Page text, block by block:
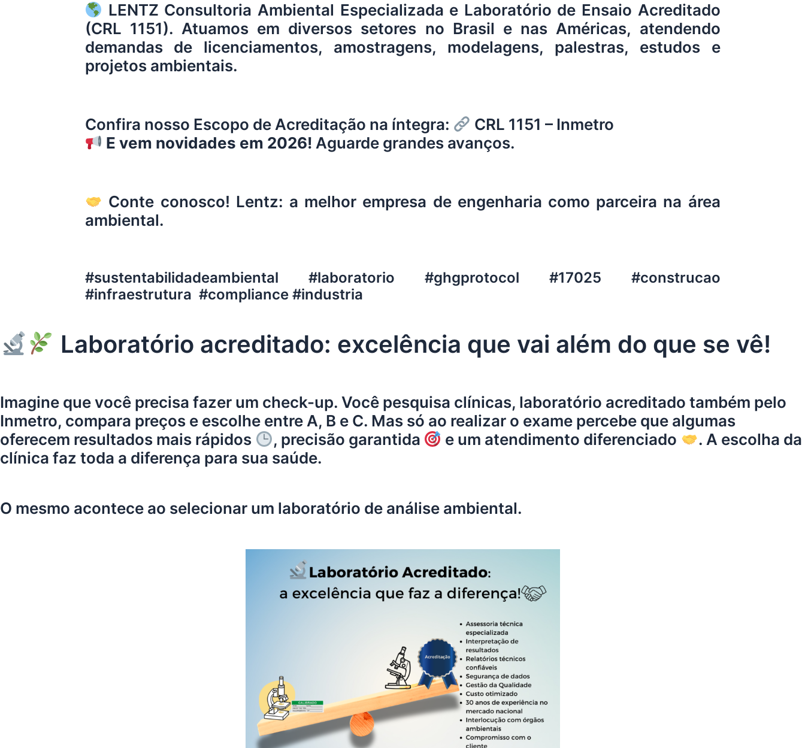
LENTZ Consultoria Ambiental Especializada e Laboratório de Ensaio Acreditado
(CRL 1151). Atuamos em diversos setores no Brasil e nas Américas, atendendo
demandas de licenciamentos, amostragens, modelagens, palestras, estudos e
projetos ambientais.
Confira nosso Escopo de Acreditação na íntegra:
CRL 1151 – Inmetro
E vem novidades em 2026! Aguarde grandes avanços.
Conte conosco! Lentz: a melhor empresa de engenharia como parceira na área
ambiental.
#sustentabilidadeambiental #laboratorio #ghgprotocol #17025 #construcao
#infraestrutura #compliance #industria
Laboratório acreditado: excelência que vai além do que se vê!
Imagine que você precisa fazer um check-up. Você pesquisa clínicas, laboratório acreditado também pelo
Inmetro, compara preços e escolhe entre A, B e C. Mas só ao realizar o exame percebe que algumas
oferecem resultados mais rápidos
, precisão garantida e um atendimento diferenciado
. A escolha da
clínica faz toda a diferença para sua saúde.
O mesmo acontece ao selecionar um laboratório de análise ambiental.